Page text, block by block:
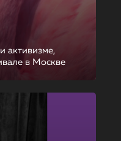
активизме,
в Москве